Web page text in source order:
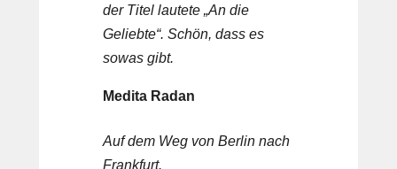
der Titel lautete „An die
Geliebte“. Schön, dass es
sowas gibt.
Medita Radan
Auf dem Weg von Berlin nach
Frankfurt.